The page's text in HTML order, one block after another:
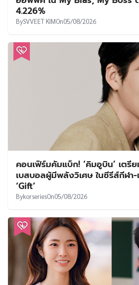
4.226%
BySVVEET KIMOn05/08/2026
คอนเฟิร์มคัมแบ็ก! ‘คิมอูบิน’ เตรี
เบสบอลผู้มีพลังวิเศษ ในซีรีส์กีฬา
‘Gift’
BykorseriesOn05/08/2026